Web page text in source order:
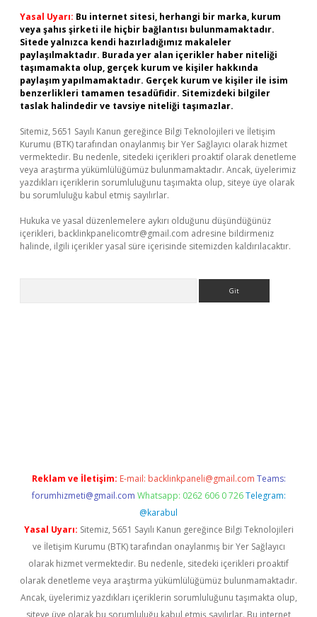
Yasal Uyarı: Bu internet sitesi, herhangi bir marka, kurum
veya şahıs şirketi ile hiçbir bağlantısı bulunmamaktadır.
Sitede yalnızca kendi hazırladığımız makaleler
paylaşılmaktadır. Burada yer alan içerikler haber niteliği
taşımamakta olup, gerçek kurum ve kişiler hakkında
paylaşım yapılmamaktadır. Gerçek kurum ve kişiler ile isim
benzerlikleri tamamen tesadüfidir. Sitemizdeki bilgiler
taslak halindedir ve tavsiye niteliği taşımazlar.
Sitemiz, 5651 Sayılı Kanun gereğince Bilgi Teknolojileri ve İletişim
Kurumu (BTK) tarafından onaylanmış bir Yer Sağlayıcı olarak hizmet
vermektedir. Bu nedenle, sitedeki içerikleri proaktif olarak denetleme
veya araştırma yükümlülüğümüz bulunmamaktadır. Ancak, üyelerimiz
yazdıkları içeriklerin sorumluluğunu taşımakta olup, siteye üye olarak
bu sorumluluğu kabul etmiş sayılırlar.
Hukuka ve yasal düzenlemelere aykırı olduğunu düşündüğünüz
içerikleri, backlinkpanelicomtr@gmail.com adresine bildirmeniz
halinde, ilgili içerikler yasal süre içerisinde sitemizden kaldırılacaktır.
Reklam ve İletişim: E-mail: backlinkpaneli@gmail.com Teams:
forumhizmeti@gmail.com Whatsapp: 0262 606 0 726 Telegram:
@karabul
Yasal Uyarı: Sitemiz, 5651 Sayılı Kanun gereğince Bilgi Teknolojileri
ve İletişim Kurumu (BTK) tarafından onaylanmış bir Yer Sağlayıcı
olarak hizmet vermektedir. Bu nedenle, sitedeki içerikleri proaktif
olarak denetleme veya araştırma yükümlülüğümüz bulunmamaktadır.
Ancak, üyelerimiz yazdıkları içeriklerin sorumluluğunu taşımakta olup,
siteye üye olarak bu sorumluluğu kabul etmiş sayılırlar. Bu internet